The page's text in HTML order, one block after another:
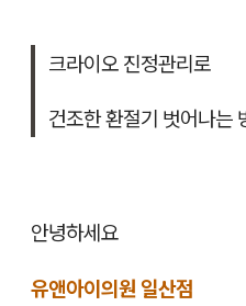
크라이오 진정관리로
건조한 환절기 벗어나는
안녕하세요
유앤아이의원 일산점